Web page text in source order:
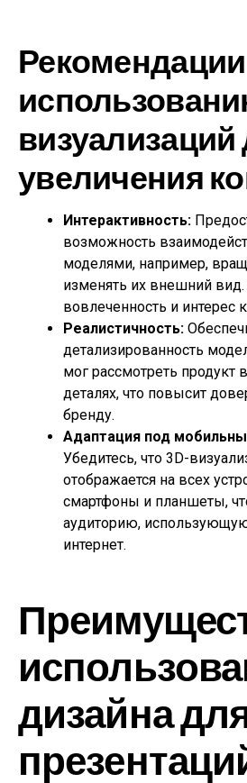
визуализаций
увеличения
Интерактивность:
возможность
моделями, например,
изменять их внешний вид.
вовлеченность и интерес
Реалистичность:
детализированность
мог рассмотреть продукт
деталях, что повысит
бренду.
Адаптация под
Убедитесь, что 3D-
отображается на всех
смартфоны и планшеты,
аудиторию,
интернет.
дизайна